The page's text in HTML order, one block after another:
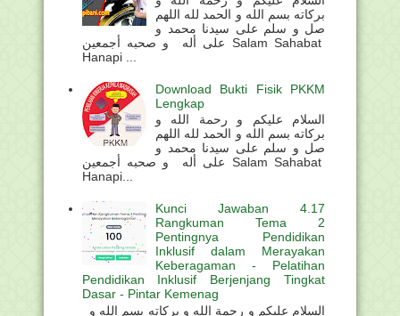
بركاته بسم الله و الحمد لله اللهم
صل و سلم على سيدنا محمد و
على أله و صحبه أجمعين Salam Sahabat
Hanapi ...
Download Bukti Fisik PKKM
Lengkap
السلام عليكم و رحمة الله و
بركاته بسم الله و الحمد لله اللهم
صل و سلم على سيدنا محمد و
على أله و صحبه أجمعين Salam Sahabat
Hanapi...
Kunci Jawaban 4.17
Rangkuman Tema 2
Pentingnya Pendidikan
Inklusif dalam Merayakan
Keberagaman - Pelatihan
Pendidikan Inklusif Berjenjang Tingkat
Dasar - Pintar Kemenag